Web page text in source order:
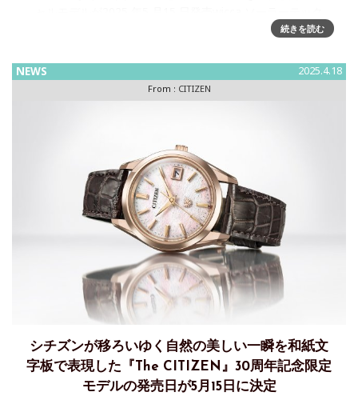
Disney コレクション『くまのプーさん』、希望小売価格：
続きを読む
NEWS 2025.4.18
From : CITIZEN
シチズンが移ろいゆく自然の美しい一瞬を和紙文
字板で表現した『The CITIZEN』30周年記念限定
モデルの発売日が5月15日に決定